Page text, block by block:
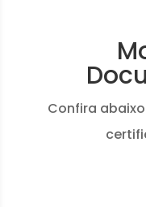
Confira